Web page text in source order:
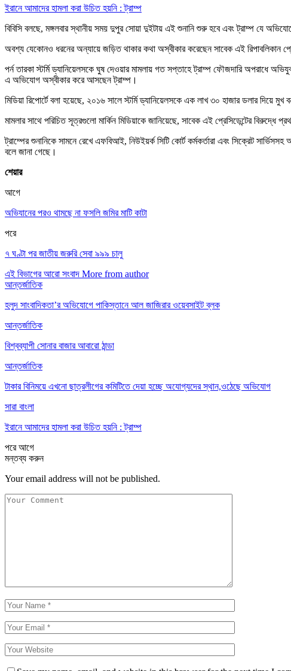
ইরানে আমাদের হামলা করা উচিত হয়নি : ট্রাম্প
বিবিসি বলছে, মঙ্গলবার স্থানীয় সময় দুপুর সোয়া দুইটায় এই শুনানি শুরু হবে এবং ট্রাম্প যে
অবশ্য যেকোনও ধরনের অন্যায়ে জড়িত থাকার কথা অস্বীকার করেছেন সাবেক এই রিপাবলিকান
পর্ন তারকা স্টর্মি ড্যানিয়েলসকে ঘুষ দেওয়ার মামলায় গত সপ্তাহে ট্রাম্প ফৌজদারি অপরাধে
এ অভিযোগ অস্বীকার করে আসছেন ট্রাম্প।
মিডিয়া রিপোর্টে বলা হয়েছে, ২০১৬ সালে স্টর্মি ড্যানিয়েলসকে এক লাখ ৩০ হাজার ডলার দিয়ে
মামলার সাথে পরিচিত সূত্রগুলো মার্কিন মিডিয়াকে জানিয়েছে, সাবেক এই প্রেসিডেন্টের
ট্রাম্পের শুনানিকে সামনে রেখে এফবিআই, নিউইয়র্ক সিটি কোর্ট কর্মকর্তারা এবং সিক্রেট
বলে জানা গেছে।
শেয়ার
আগে
অভিযানের পরও থামছে না ফসলি জমির মাটি কাটা
পরে
৭ ঘণ্টা পর জাতীয় জরুরি সেবা ৯৯৯ চালু
এই বিভাগের আরো সংবাদ More from author
আন্তর্জাতিক
হলুদ সাংবাদিকতা’র অভিযোগে পাকিস্তানে আল জাজিরার ওয়েবসাইট ব্লক
আন্তর্জাতিক
বিশ্বব্যাপী সোনার বাজার আবারো ঠান্ডা
আন্তর্জাতিক
টাকার বিনিময়ে এখনো ছাত্রলীগের কমিটিতে দেয়া হচ্ছে অযোগ্যদের স্থান,ওঠেছে অভিযোগ
সারা বাংলা
ইরানে আমাদের হামলা করা উচিত হয়নি : ট্রাম্প
পরেআগে
মন্তব্য করুন
Your email address will not be published.